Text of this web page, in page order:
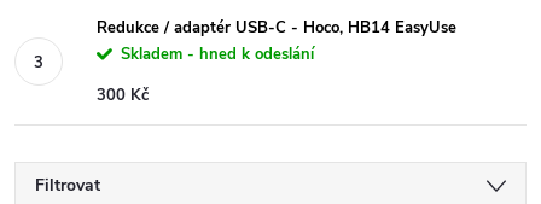
Redukce / adaptér USB-C - Hoco, HB14 EasyUse
Skladem - hned k odeslání
300 Kč
Filtrovat